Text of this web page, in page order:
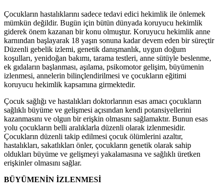
Çocukların hastalıklarını sadece tedavi edici hekimlik ile önlemek
mümkün değildir. Bugün için bütün dünyada koruyucu hekimlik
giderek önem kazanan bir konu olmuştur. Koruyucu hekimlik anne
karnından başlayarak 18 yaşın sonuna kadar devem eden bir süreçtir
Düzenli gebelik izlemi, genetik danışmanlık, uygun doğum
koşulları, yenidoğan bakımı, tarama testleri, anne sütüyle beslenme,
ek gıdaların başlanması, aşılama, psikomotor gelişim, büyümenin
izlenmesi, annelerin bilinçlendirilmesi ve çocukların eğitimi
koruyucu hekimlik kapsamına girmektedir.
Çocuk sağlığı ve hastalıkları doktorlarının esas amacı çocukların
sağlıklı büyüme ve gelişmesi açısından kendi potansiyellerini
kazanmasını ve olgun bir erişkin olmasını sağlamaktır. Bunun esas
yolu çocukların belli aralıklarla düzenli olarak izlenmesidir.
Çocukların düzenli takip edilmesi çocuk ölümlerini azaltır,
hastalıkları, sakatlıkları önler, çocukların genetik olarak sahip
oldukları büyüme ve gelişmeyi yakalamasına ve sağlıklı üretken
erişkinler olmasını sağlar.
BÜYÜMENİN İZLENMESİ